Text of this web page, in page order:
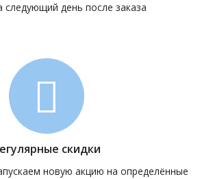
следующий день после заказа
скидки
новую акцию на определённые